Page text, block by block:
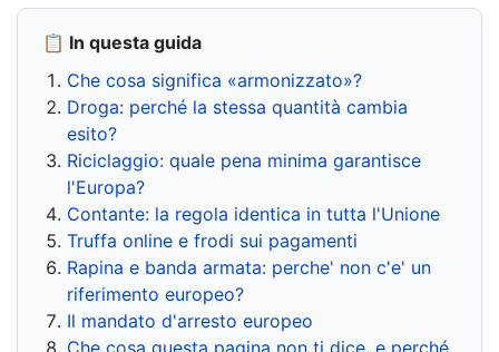
📋 In questa guida
Che cosa significa «armonizzato»?
Droga: perché la stessa quantità cambia
esito?
Riciclaggio: quale pena minima garantisce
l'Europa?
Contante: la regola identica in tutta l'Unione
Truffa online e frodi sui pagamenti
Rapina e banda armata: perche' non c'e' un
riferimento europeo?
Il mandato d'arresto europeo
Che cosa questa pagina non ti dice, e perché